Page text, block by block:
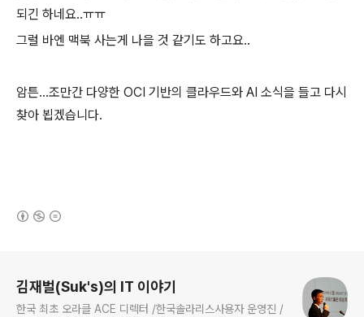
되긴 하네요..ㅠㅠ
그럴 바엔 맥북 사는게 나을 것 같기도 하고요..
암튼...조만간 다양한 OCI 기반의 클라우드와 AI 소식을 들고 다시
찾아 뵙겠습니다.
김재벌(Suk's)의 IT 이야기
한국 최초 오라클 ACE 디렉터 /한국솔라리스사용자 운영진 /